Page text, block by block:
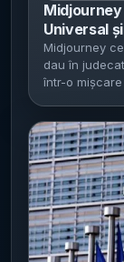
Universal
dezvăluie
la seturi
copyright
Midjourney
dau în
într-o